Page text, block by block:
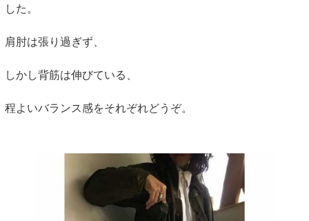
した。
肩肘は張り過ぎず、
しかし背筋は伸びている、
程よいバランス感をそれぞれどうぞ。